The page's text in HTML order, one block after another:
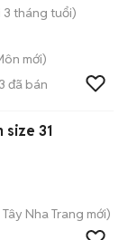
3 tháng tuổi)
mới)
đã bán
size 31
Tây Nha Trang mới)